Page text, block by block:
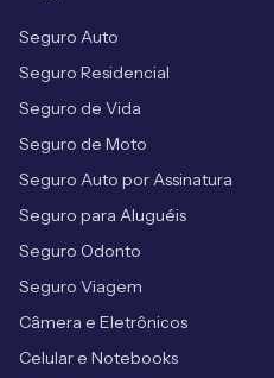
Seguro Auto
Seguro Residencial
Seguro de Vida
Seguro de Moto
Seguro Auto por Assinatura
Seguro para Aluguéis
Seguro Odonto
Seguro Viagem
Câmera e Eletrônicos
Celular e Notebooks